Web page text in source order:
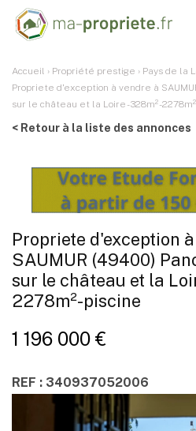
Accueil › Propriété prestige › Pays de la
Propriete d'exception à vendre à
sur le château et la Loire - 328m² -
< Retour à la liste des annonces
Propriete d'exception
SAUMUR (49400)
sur le château et la
2278m²-piscine
1 196 000 €
REF : 340937052006